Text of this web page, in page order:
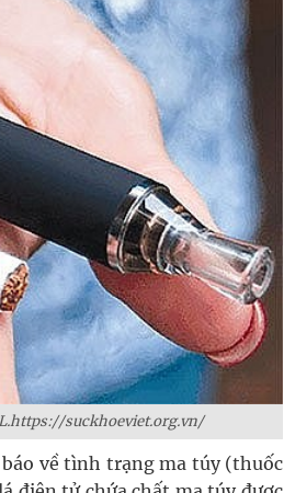
suckhoeviet.org.vn/
báo về tình trạng ma túy (thuốc